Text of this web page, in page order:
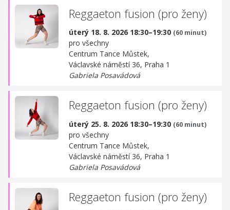
Reggaeton fusion (pro ženy)
úterý 18. 8. 2026 18:30–19:30 (60 minut)
pro všechny
Centrum Tance Můstek,
Václavské náměstí 36, Praha 1
Gabriela Posavádová
Reggaeton fusion (pro ženy)
úterý 25. 8. 2026 18:30–19:30 (60 minut)
pro všechny
Centrum Tance Můstek,
Václavské náměstí 36, Praha 1
Gabriela Posavádová
Reggaeton fusion (pro ženy)